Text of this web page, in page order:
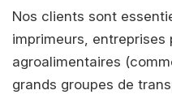
Nos clients sont
imprimeurs, entreprises
agroalimentaires
grands groupes de